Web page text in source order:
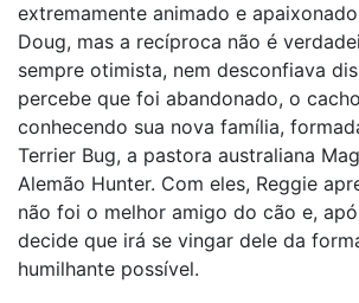
extremamente animado e
Doug, mas a recíproca não é
sempre otimista, nem desconfiava
percebe que foi abandonado, o
conhecendo sua nova família,
Terrier Bug, a pastora australiana
Alemão Hunter. Com eles, Reggie
não foi o melhor amigo do cão e,
decide que irá se vingar dele da
humilhante possível.